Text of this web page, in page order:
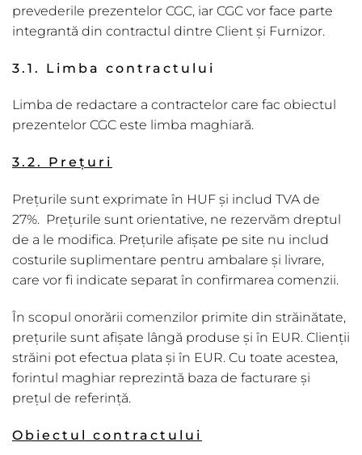
prevederile prezentelor CGC, iar CGC vor face parte
integrantă din contractul dintre Client și Furnizor.
3.1. Limba contractului
Limba de redactare a contractelor care fac obiectul
prezentelor CGC este limba maghiară.
3.2. Prețuri
Prețurile sunt exprimate în HUF și includ TVA de
27%. Prețurile sunt orientative, ne rezervăm dreptul
de a le modifica. Prețurile afișate pe site nu includ
costurile suplimentare pentru ambalare și livrare,
care vor fi indicate separat în confirmarea comenzii.
În scopul onorării comenzilor primite din străinătate,
prețurile sunt afișate lângă produse şi în EUR. Clienții
străini pot efectua plata și în EUR. Cu toate acestea,
forintul maghiar reprezintă baza de facturare și
prețul de referință.
Obiectul contractului